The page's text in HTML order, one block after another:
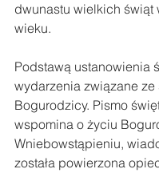
dwunastu wielkich świąt
wieku.
Podstawą ustanowienia
wydarzenia związane ze
Bogurodzicy. Pismo
wspomina o życiu
Wniebowstąpieniu,
została powierzona